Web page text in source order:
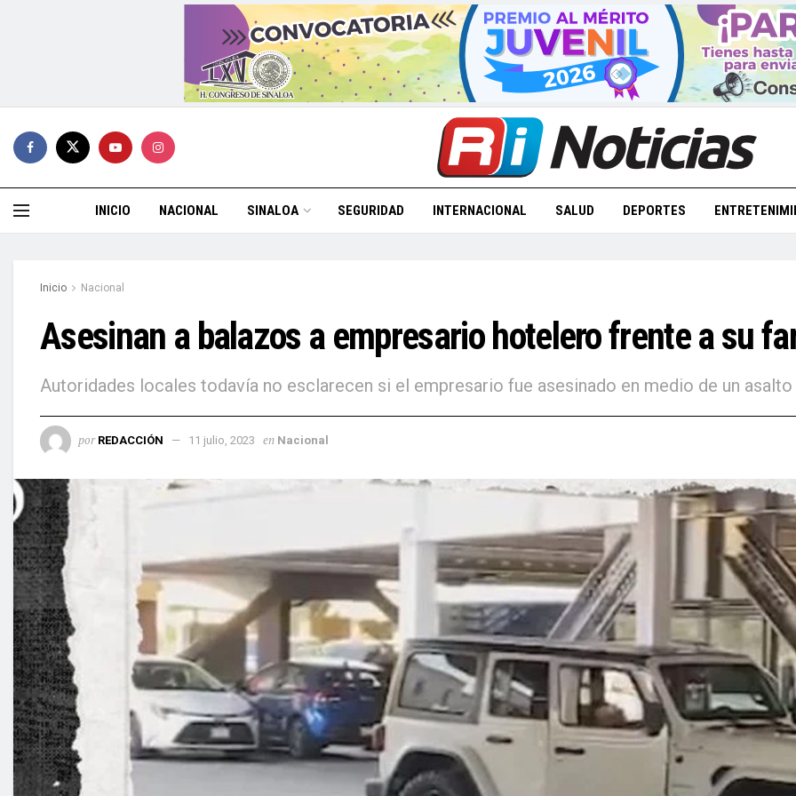
INICIO NACIONAL SINALOA SEGURIDAD INTERNACIONAL SALUD DEPORTES
Inicio Nacional
Asesinan a balazos a empresario hotelero frente a su
Autoridades locales todavía no esclarecen si el empresario fue asesinado en medio de un
por REDACCIÓN 11 julio, 2023 en Nacional